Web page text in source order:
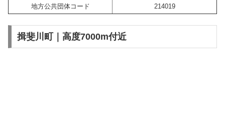
地方公共団体コード
214019
揖斐川町｜高度7000m付近